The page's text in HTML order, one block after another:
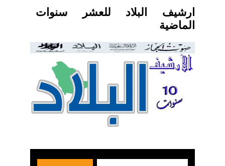
ارشيف البلاد للعشر سنوات
الماضية